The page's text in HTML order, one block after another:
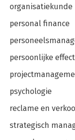
organisatiekunde
personal finance
persoonlijke
psychologie
reclame en
strategisch